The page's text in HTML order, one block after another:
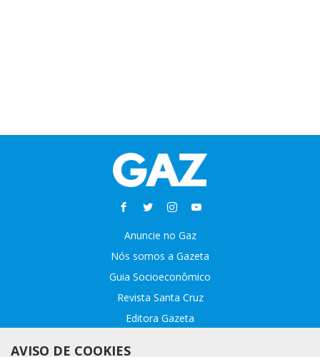
Anuncie no Gaz
Nós somos a Gazeta
Guia Socioeconômico
Revista Santa Cruz
Editora Gazeta
AVISO DE COOKIES